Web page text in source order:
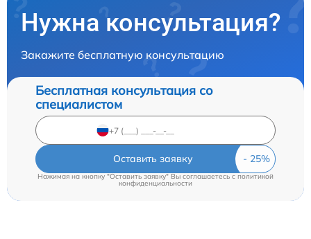
Нужна консультация?
Закажите бесплатную консультацию
Бесплатная консультация со
специалистом
Оставить заявку
Нажимая на кнопку "Оставить заявку" Вы соглашаетесь c политикой
конфиденциальности